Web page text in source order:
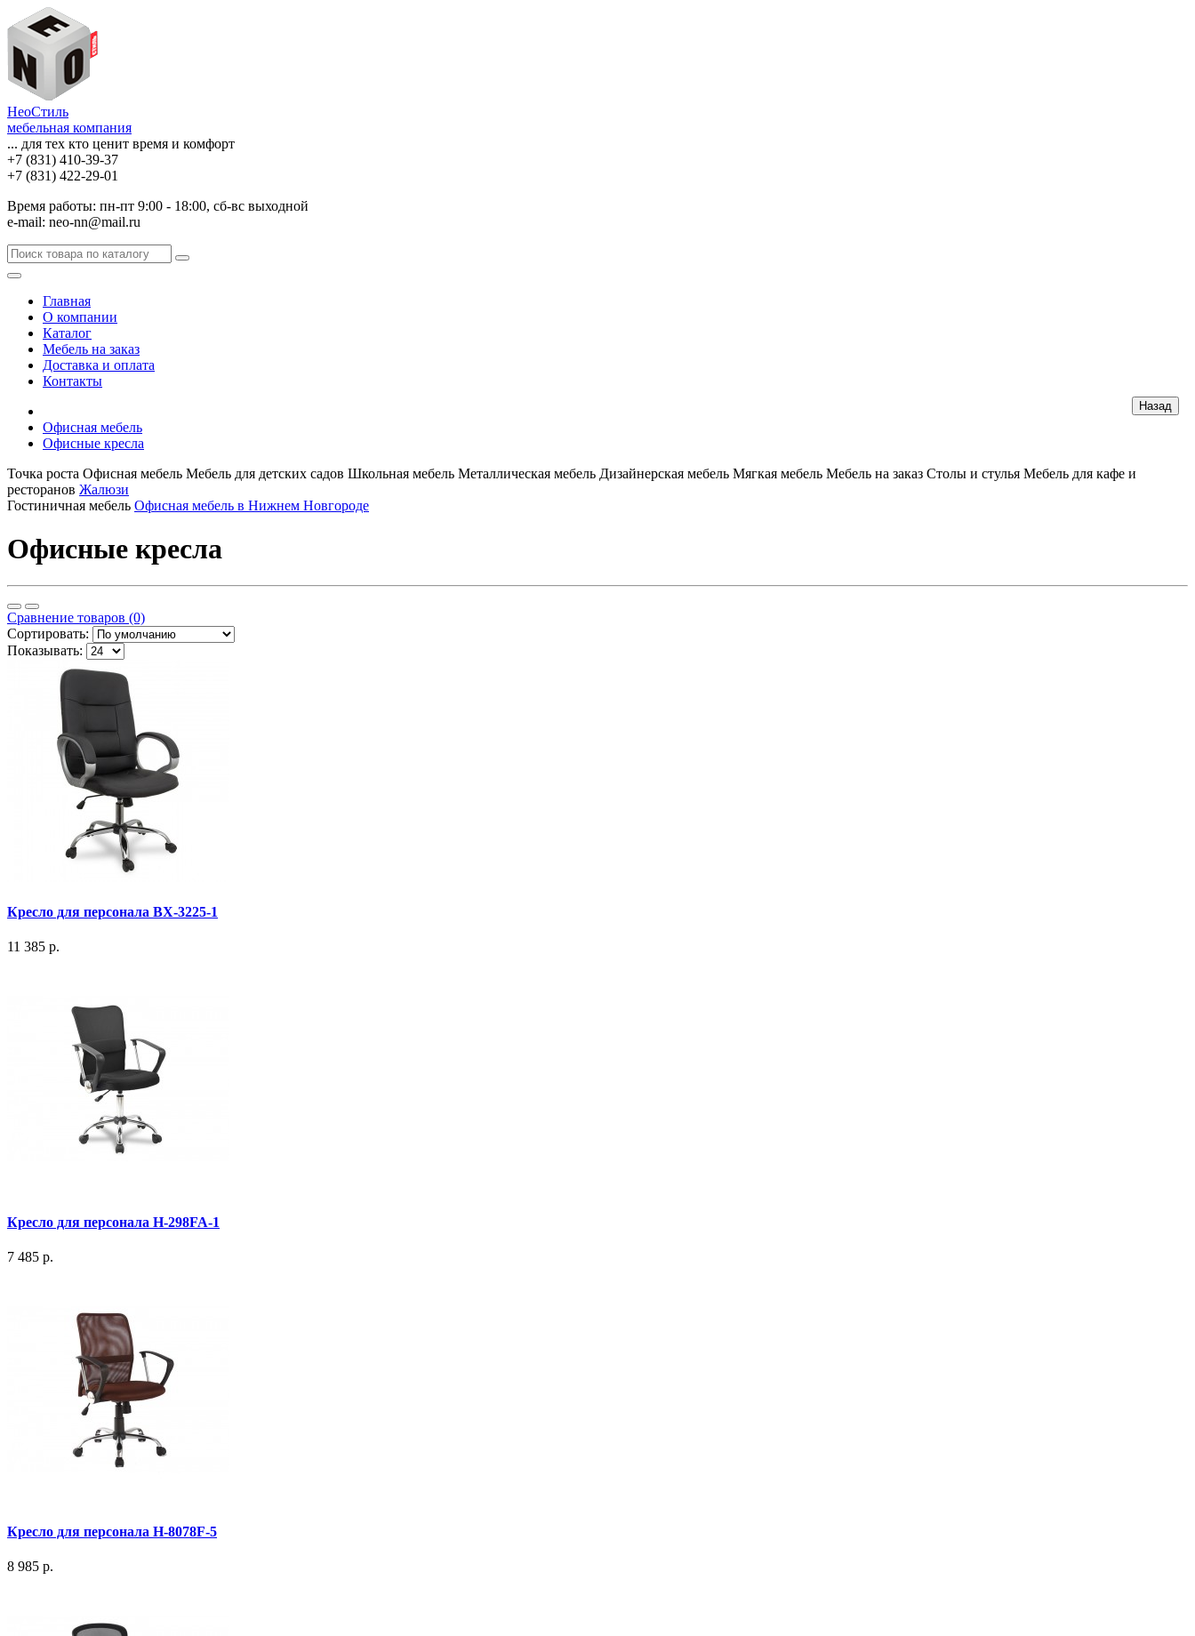
НеоСтиль
мебельная компания
... для тех кто ценит время и комфорт
+7 (831) 410-39-37
+7 (831) 422-29-01
Время работы: пн-пт 9:00 - 18:00, сб-вс выходной
e-mail: neo-nn@mail.ru
Главная
О компании
Каталог
Мебель на заказ
Доставка и оплата
Контакты
Офисная мебель
Офисные кресла
Точка роста Офисная мебель Мебель для детских садов Школьная мебель Металлическая мебель Дизайнерская мебель Мягкая мебель Мебель на заказ Столы и стулья Мебель для кафе и
ресторанов Жалюзи
Гостиничная мебель Офисная мебель в Нижнем Новгороде
Офисные кресла
Сравнение товаров (0)
Сортировать:
Показывать:
Кресло для персонала BX-3225-1
11 385 р.
Кресло для персонала H-298FA-1
7 485 р.
Кресло для персонала H-8078F-5
8 985 р.